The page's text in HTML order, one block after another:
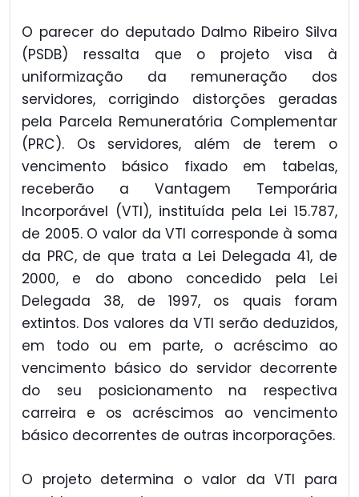
O parecer do deputado Dalmo Ribeiro Silva
(PSDB) ressalta que o projeto visa à
uniformização da remuneração dos
servidores, corrigindo distorções geradas
pela Parcela Remuneratória Complementar
(PRC). Os servidores, além de terem o
vencimento básico fixado em tabelas,
receberão a Vantagem Temporária
Incorporável (VTI), instituída pela Lei 15.787,
de 2005. O valor da VTI corresponde à soma
da PRC, de que trata a Lei Delegada 41, de
2000, e do abono concedido pela Lei
Delegada 38, de 1997, os quais foram
extintos. Dos valores da VTI serão deduzidos,
em todo ou em parte, o acréscimo ao
vencimento básico do servidor decorrente
do seu posicionamento na respectiva
carreira e os acréscimos ao vencimento
básico decorrentes de outras incorporações.
O projeto determina o valor da VTI para